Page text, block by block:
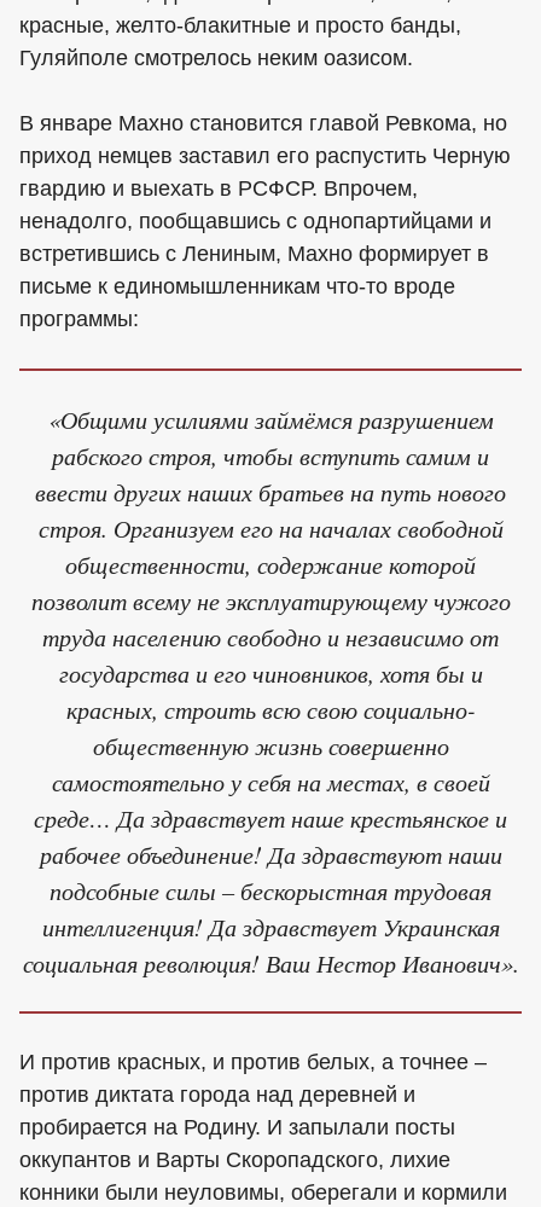
красные, желто-блакитные и просто банды,
Гуляйполе смотрелось неким оазисом.
В январе Махно становится главой Ревкома, но
приход немцев заставил его распустить Черную
гвардию и выехать в РСФСР. Впрочем,
ненадолго, пообщавшись с однопартийцами и
встретившись с Лениным, Махно формирует в
письме к единомышленникам что-то вроде
программы:
«Общими усилиями займёмся разрушением
рабского строя, чтобы вступить самим и
ввести других наших братьев на путь нового
строя. Организуем его на началах свободной
общественности, содержание которой
позволит всему не эксплуатирующему чужого
труда населению свободно и независимо от
государства и его чиновников, хотя бы и
красных, строить всю свою социально-
общественную жизнь совершенно
самостоятельно у себя на местах, в своей
среде… Да здравствует наше крестьянское и
рабочее объединение! Да здравствуют наши
подсобные силы – бескорыстная трудовая
интеллигенция! Да здравствует Украинская
социальная революция! Ваш Нестор Иванович».
И против красных, и против белых, а точнее –
против диктата города над деревней и
пробирается на Родину. И запылали посты
оккупантов и Варты Скоропадского, лихие
конники были неуловимы, оберегали и кормили